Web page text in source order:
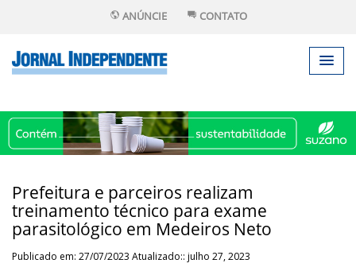
ANÚNCIE CONTATO
Prefeitura e parceiros realizam
treinamento técnico para exame
parasitológico em Medeiros Neto
Publicado em: 27/07/2023 Atualizado:: julho 27, 2023